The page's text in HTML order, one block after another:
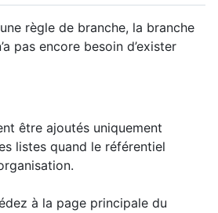
règle de branche, la branche
pas encore besoin d’exister
être ajoutés uniquement
listes quand le référentiel
à la page principale du